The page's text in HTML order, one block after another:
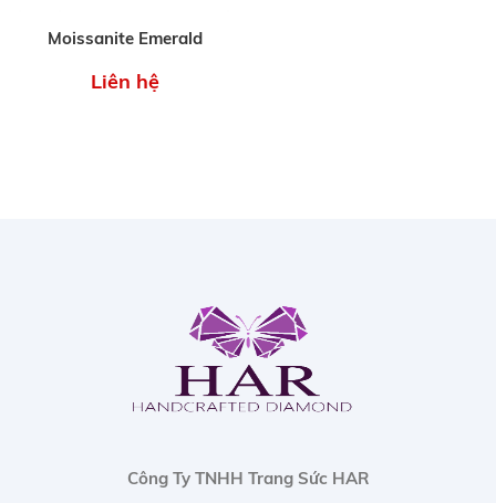
Moissanite Emerald
Liên hệ
Công Ty TNHH Trang Sức HAR